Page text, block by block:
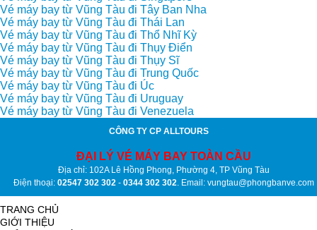
Vé máy bay từ Vũng Tàu đi Tây Ban Nha
Vé máy bay từ Vũng Tàu đi Thái Lan
Vé máy bay từ Vũng Tàu đi Thổ Nhĩ Kỳ
Vé máy bay từ Vũng Tàu đi Thụy Điển
Vé máy bay từ Vũng Tàu đi Thụy Sĩ
Vé máy bay từ Vũng Tàu đi Trung Quốc
Vé máy bay từ Vũng Tàu đi Úc
Vé máy bay từ Vũng Tàu đi Uruguay
Vé máy bay từ Vũng Tàu đi Venezuela
CÔNG TY CP ALLTOURS
ĐẠI LÝ VÉ MÁY BAY TOÀN CẦU
Địa chỉ: 102A Lê Hồng Phong, Phường 4, TP Vũng Tàu
Điện thoại: 02547 302 302 - 0344 302 302. Email: vungtau@phongbanve.com
TRANG CHỦ
GIỚI THIỆU